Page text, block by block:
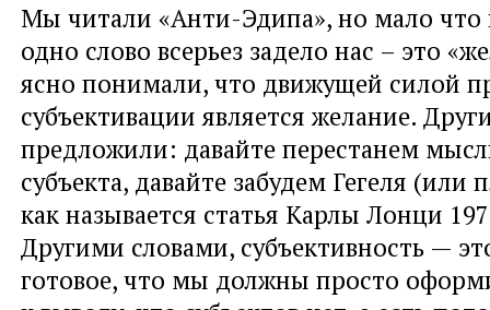
Мы читали «Анти-Эдипа», но мало что
одно слово всерьез задело нас – это
ясно понимали, что движущей силой
субъективации является желание.
предложили: давайте перестанем
субъекта, давайте забудем Гегеля (или
как называется статья Карлы Лонци
Другими словами, субъективность —
готовое, что мы должны просто